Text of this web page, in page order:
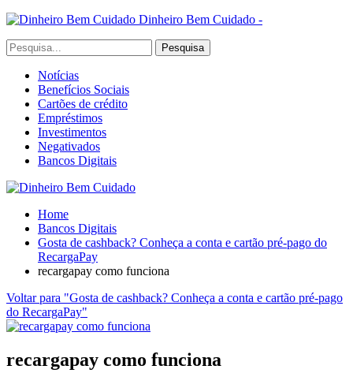
Dinheiro Bem Cuidado -
Notícias
Benefícios Sociais
Cartões de crédito
Empréstimos
Investimentos
Negativados
Bancos Digitais
Home
Bancos Digitais
Gosta de cashback? Conheça a conta e cartão pré-pago do
RecargaPay
recargapay como funciona
Voltar para "Gosta de cashback? Conheça a conta e cartão pré-pago
do RecargaPay"
recargapay como funciona